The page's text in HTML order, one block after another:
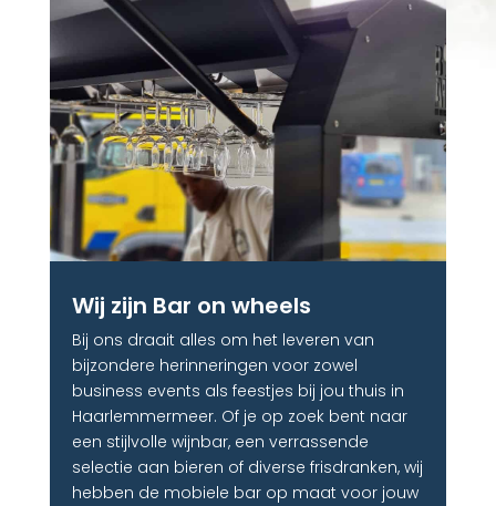
Wij zijn Bar on wheels
Bij ons draait alles om het leveren van
bijzondere herinneringen voor zowel
business events als feestjes bij jou thuis in
Haarlemmermeer. Of je op zoek bent naar
een stijlvolle wijnbar, een verrassende
selectie aan bieren of diverse frisdranken, wij
hebben de mobiele bar op maat voor jouw